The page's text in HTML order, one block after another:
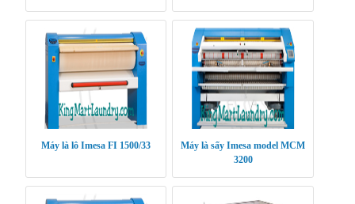
Máy là lô Imesa FI 1500/33
Máy là sấy Imesa model MCM
3200